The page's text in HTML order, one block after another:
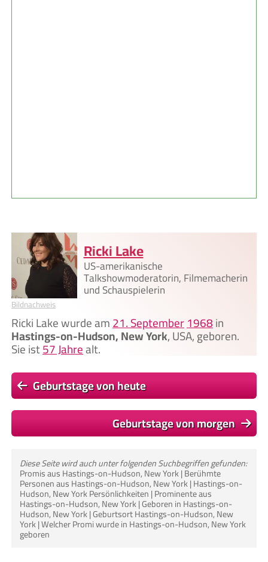
Bildnachweis
Ricki Lake
US-amerikanische
Talkshowmoderatorin, Filmemacherin
und Schauspielerin
Ricki Lake wurde am21. September1968in
Hastings-on-Hudson, New York, USA, geboren.
Sie ist57 Jahrealt.
Geburtstage von heute
Geburtstage von morgen
Diese Seite wird auch unter folgenden Suchbegriffen gefunden:
Promis aus Hastings-on-Hudson, New York | Berühmte
Personen aus Hastings-on-Hudson, New York | Hastings-on-
Hudson, New York Persönlichkeiten | Prominente aus
Hastings-on-Hudson, New York | Geboren in Hastings-on-
Hudson, New York | Geburtsort Hastings-on-Hudson, New
York | Welcher Promi wurde in Hastings-on-Hudson, New York
geboren